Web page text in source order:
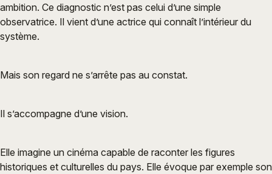
ambition. Ce diagnostic n’est pas celui d’une simple
observatrice. Il vient d’une actrice qui connaît l’intérieur du
système.
Mais son regard ne s’arrête pas au constat.
Il s’accompagne d’une vision.
Elle imagine un cinéma capable de raconter les figures
historiques et culturelles du pays. Elle évoque par exemple son